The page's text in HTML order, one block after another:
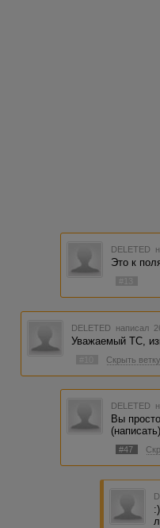
DELETED
Это к
DELETED написал
Уважаемый ТС,
Скрыть ветку
DELETED
Вы
#47